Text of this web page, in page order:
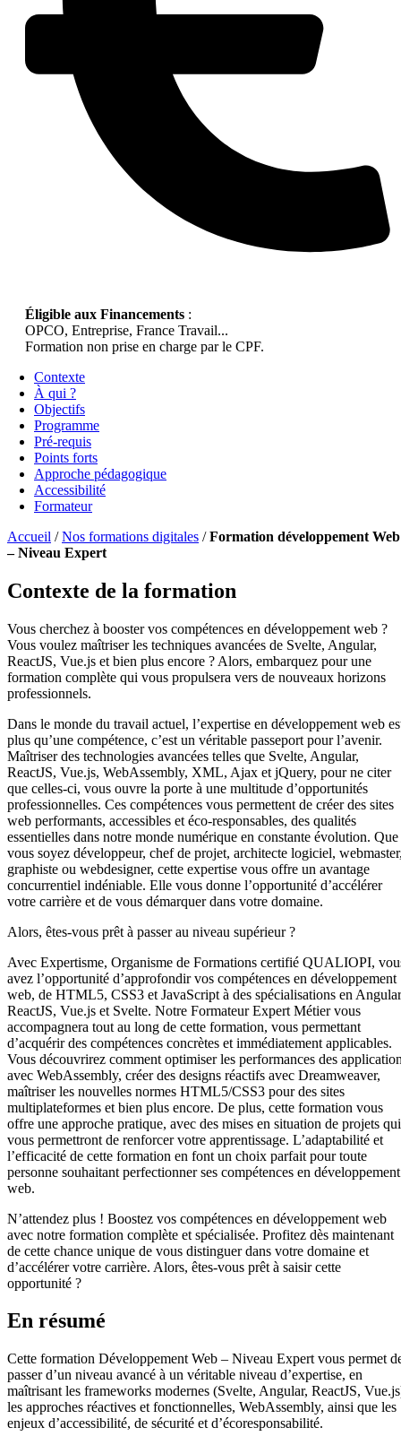
Éligible aux Financements :
OPCO, Entreprise, France Travail...
Formation non prise en charge par le CPF.
Contexte
À qui ?
Objectifs
Programme
Pré-requis
Points forts
Approche pédagogique
Accessibilité
Formateur
Accueil /Nos formations digitales /Formation développement Web
– Niveau Expert
Contexte de la formation
Vous cherchez à booster vos compétences en développement web ?
Vous voulez maîtriser les techniques avancées de Svelte, Angular,
ReactJS, Vue.js et bien plus encore ? Alors, embarquez pour une
formation complète qui vous propulsera vers de nouveaux horizons
professionnels.
Dans le monde du travail actuel, l’expertise en développement web
plus qu’une compétence, c’est un véritable passeport pour l’avenir.
Maîtriser des technologies avancées telles que Svelte, Angular,
ReactJS, Vue.js, WebAssembly, XML, Ajax et jQuery, pour ne citer
que celles-ci, vous ouvre la porte à une multitude d’opportunités
professionnelles. Ces compétences vous permettent de créer des sites
web performants, accessibles et éco-responsables, des qualités
essentielles dans notre monde numérique en constante évolution. Que
vous soyez développeur, chef de projet, architecte logiciel,
graphiste ou webdesigner, cette expertise vous offre un avantage
concurrentiel indéniable. Elle vous donne l’opportunité d’accélérer
votre carrière et de vous démarquer dans votre domaine.
Alors, êtes-vous prêt à passer au niveau supérieur ?
Avec Expertisme, Organisme de Formations certifié QUALIOPI,
avez l’opportunité d’approfondir vos compétences en développement
web, de HTML5, CSS3 et JavaScript à des spécialisations en
ReactJS, Vue.js et Svelte. Notre Formateur Expert Métier vous
accompagnera tout au long de cette formation, vous permettant
d’acquérir des compétences concrètes et immédiatement applicables.
Vous découvrirez comment optimiser les performances des
avec WebAssembly, créer des designs réactifs avec Dreamweaver,
maîtriser les nouvelles normes HTML5/CSS3 pour des sites
multiplateformes et bien plus encore. De plus, cette formation vous
offre une approche pratique, avec des mises en situation de projets qui
vous permettront de renforcer votre apprentissage. L’adaptabilité et
l’efficacité de cette formation en font un choix parfait pour toute
personne souhaitant perfectionner ses compétences en développement
web.
N’attendez plus ! Boostez vos compétences en développement web
avec notre formation complète et spécialisée. Profitez dès maintenant
de cette chance unique de vous distinguer dans votre domaine et
d’accélérer votre carrière. Alors, êtes-vous prêt à saisir cette
opportunité ?
En résumé
Cette formation Développement Web – Niveau Expert vous permet
passer d’un niveau avancé à un véritable niveau d’expertise, en
maîtrisant les frameworks modernes (Svelte, Angular, ReactJS,
les approches réactives et fonctionnelles, WebAssembly, ainsi que les
enjeux d’accessibilité, de sécurité et d’écoresponsabilité.